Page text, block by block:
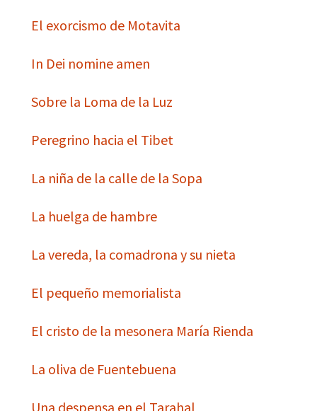
El exorcismo de Motavita
In Dei nomine amen
Sobre la Loma de la Luz
Peregrino hacia el Tibet
La niña de la calle de la Sopa
La huelga de hambre
La vereda, la comadrona y su nieta
El pequeño memorialista
El cristo de la mesonera María Rienda
La oliva de Fuentebuena
Una despensa en el Tarahal